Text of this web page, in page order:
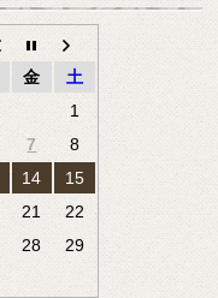
金
土
1
7
8
14
15
21
22
28
29